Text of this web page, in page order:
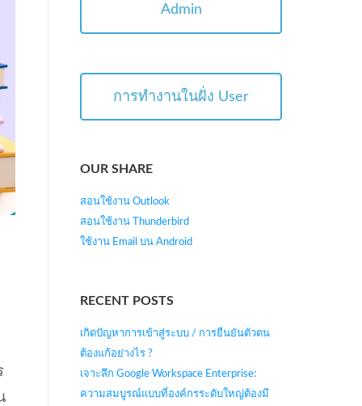
Admin
การทำงานในฝั่ง User
OUR SHARE
สอนใช้งาน Outlook
สอนใช้งาน Thunderbird
ใช้งาน Email บน Android
RECENT POSTS
เกิดปัญหาการเข้าสู่ระบบ / การยืนยันตัวตน
ต้องแก้อย่างไร ?
เจาะลึก Google Workspace Enterprise:
ความสมบูรณ์แบบที่องค์กรระดับใหญ่ต้องมี